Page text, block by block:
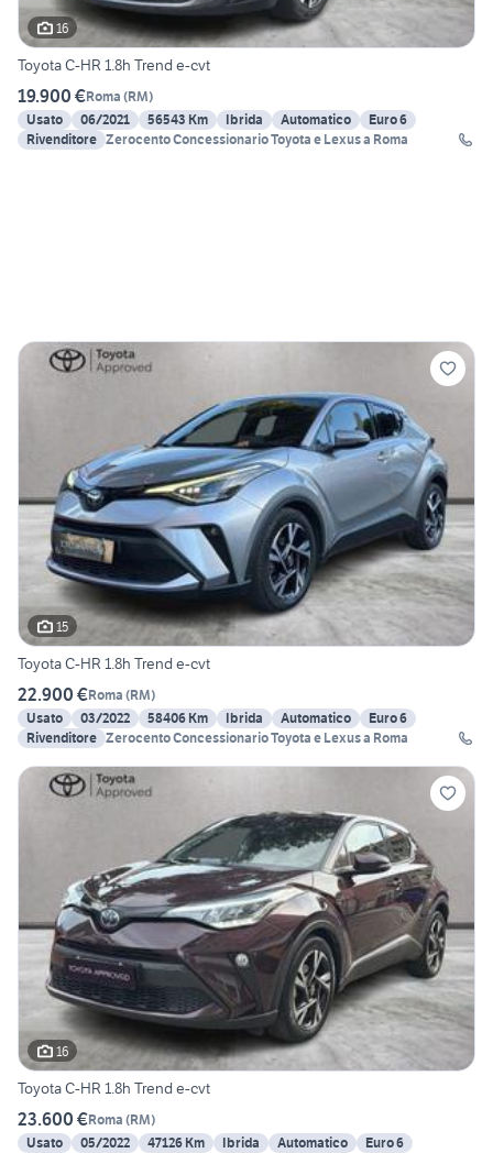
16
Toyota C-HR 1.8h Trend e-cvt
19.900 €Roma (RM)
Usato
06/2021 56543 Km Ibrida Automatico
Euro 6
Rivenditore Zerocento Concessionario Toyota e Lexus a Roma
15
Toyota C-HR 1.8h Trend e-cvt
22.900 €Roma (RM)
Usato
03/2022 58406 Km Ibrida Automatico
Euro 6
Rivenditore Zerocento Concessionario Toyota e Lexus a Roma
16
Toyota C-HR 1.8h Trend e-cvt
23.600 €Roma (RM)
Usato
05/2022 47126 Km Ibrida Automatico
Euro 6